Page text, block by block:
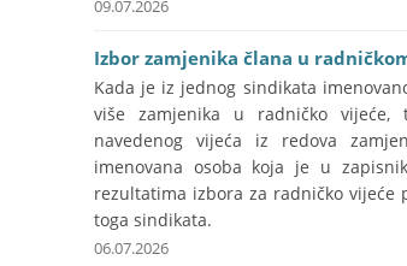
09.07.2026
Izbor zamjenika člana u
Kada je iz jednog sindikata
više zamjenika u radničko vijeće,
navedenog vijeća iz redova
imenovana osoba koja je u
rezultatima izbora za radničko vijeće
toga sindikata.
06.07.2026